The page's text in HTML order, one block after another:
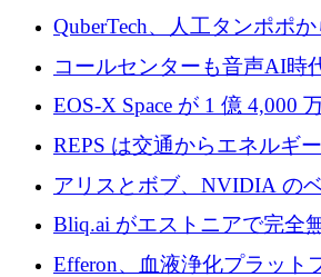
る: イノベーション リーダ
Luxembourg 2026 に集まる
QuberTech、人工タンポポ
ゴムを開発するために 340
コールセンターも音声AI時
EOS-X Space が 1 億 4,000
Mistral が Emmi AI を買収、
での完全無人道路運営を承認
REPS は交通からエネルギ
を発電所に変えるために
アリスとボブ、NVIDIA の
らの投資でシリーズ B を拡
Bliq.ai がエストニアで完全
認を獲得
Efferon、血液浄化プラット